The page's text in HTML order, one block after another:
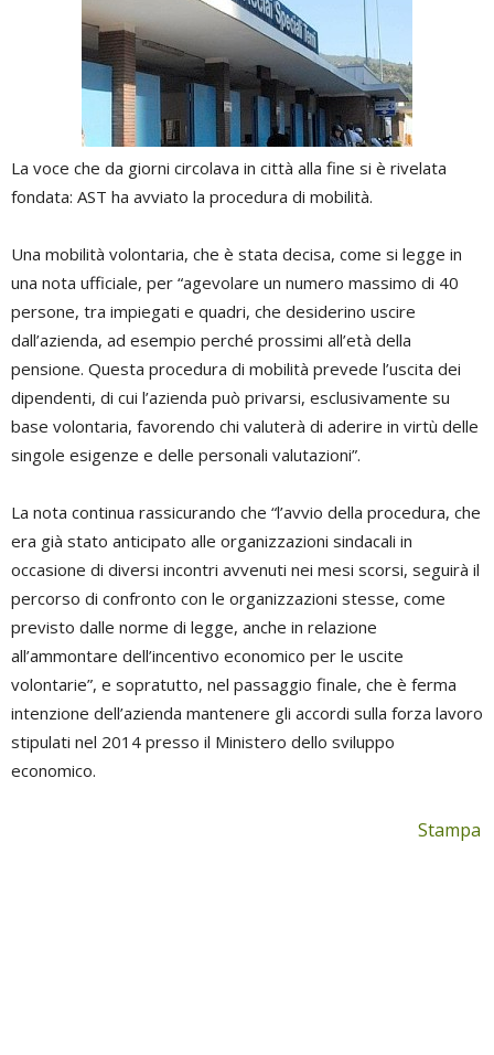
La voce che da giorni circolava in città alla fine si è rivelata
fondata: AST ha avviato la procedura di mobilità.
Una mobilità volontaria, che è stata decisa, come si legge in
una nota ufficiale, per “agevolare un numero massimo di 40
persone, tra impiegati e quadri, che desiderino uscire
dall’azienda, ad esempio perché prossimi all’età della
pensione. Questa procedura di mobilità prevede l’uscita dei
dipendenti, di cui l’azienda può privarsi, esclusivamente su
base volontaria, favorendo chi valuterà di aderire in virtù delle
singole esigenze e delle personali valutazioni”.
La nota continua rassicurando che “l’avvio della procedura, che
era già stato anticipato alle organizzazioni sindacali in
occasione di diversi incontri avvenuti nei mesi scorsi, seguirà il
percorso di confronto con le organizzazioni stesse, come
previsto dalle norme di legge, anche in relazione
all’ammontare dell’incentivo economico per le uscite
volontarie”, e sopratutto, nel passaggio finale, che è ferma
intenzione dell’azienda mantenere gli accordi sulla forza lavoro
stipulati nel 2014 presso il Ministero dello sviluppo
economico.
Stampa